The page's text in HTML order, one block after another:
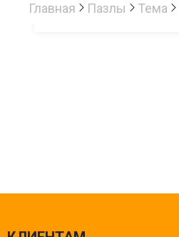
Главная Пазлы Тема